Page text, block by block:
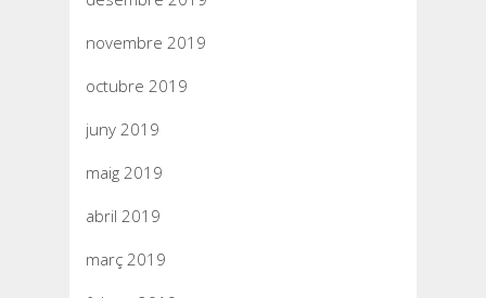
novembre 2019
octubre 2019
juny 2019
maig 2019
abril 2019
març 2019